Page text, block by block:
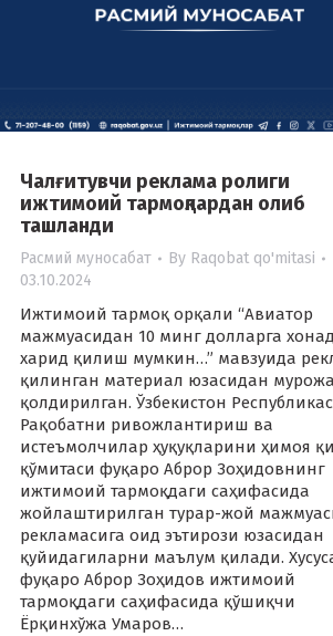
Чалғитувчи реклама ролиги
ижтимоий тармоқлардан олиб
ташланди
Расмий муносабат By Raqobat qo'mitasi
03.10.2024
Ижтимоий тармоқ орқали “Авиатор
мажмуасидан 10 минг долларга
харид қилиш мумкин…” мавзуида
қилинган материал юзасидан
қолдирилган. Ўзбекистон
Рақобатни ривожлантириш ва
истеъмолчилар ҳуқуқларини ҳимоя
қўмитаси фуқаро Аброр Зоҳидовнинг
ижтимоий тармоқдаги саҳифасида
жойлаштирилган турар-жой
рекламасига оид эътирози юзасидан
қуйидагиларни маълум қилади.
фуқаро Аброр Зоҳидов ижтимоий
тармоқдаги саҳифасида қўшиқчи
Ёрқинхўжа Умаров…